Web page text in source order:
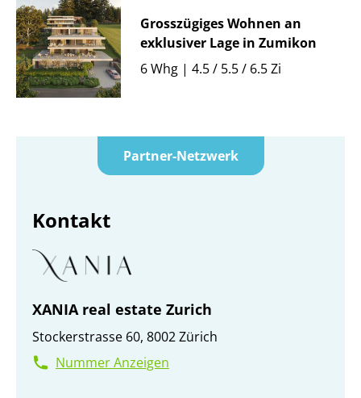
Grosszügiges Wohnen an
exklusiver Lage in Zumikon
6 Whg | 4.5 / 5.5 / 6.5 Zi
Partner-Netzwerk
Kontakt
XANIA real estate Zurich
Stockerstrasse 60, 8002 Zürich
Nummer Anzeigen